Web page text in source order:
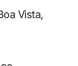
Vista,